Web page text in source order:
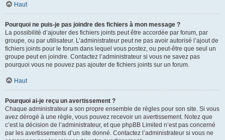
Haut
Pourquoi ne puis-je pas joindre des fichiers à mon message ?
La possibilité d’ajouter des fichiers joints peut être accordée par forum, par
groupe, ou par utilisateur. L’administrateur peut ne pas avoir autorisé l’ajout de
fichiers joints pour le forum dans lequel vous postez, ou peut-être que seul un
groupe peut en joindre. Contactez l’administrateur si vous ne savez pas
pourquoi vous ne pouvez pas ajouter de fichiers joints sur un forum.
Haut
Pourquoi ai-je reçu un avertissement ?
Chaque administrateur a son propre ensemble de règles pour son site. Si vous
avez dérogé à une règle, vous pouvez recevoir un avertissement. Notez que
c’est la décision de l’administrateur, et que phpBB Limited n’est pas concerné
par les avertissements d’un site donné. Contactez l’administrateur si vous ne